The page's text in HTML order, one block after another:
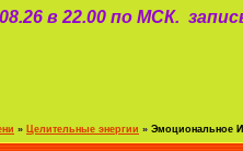
в 22.00 по МСК.
» Целительные энергии » Эмоциональное